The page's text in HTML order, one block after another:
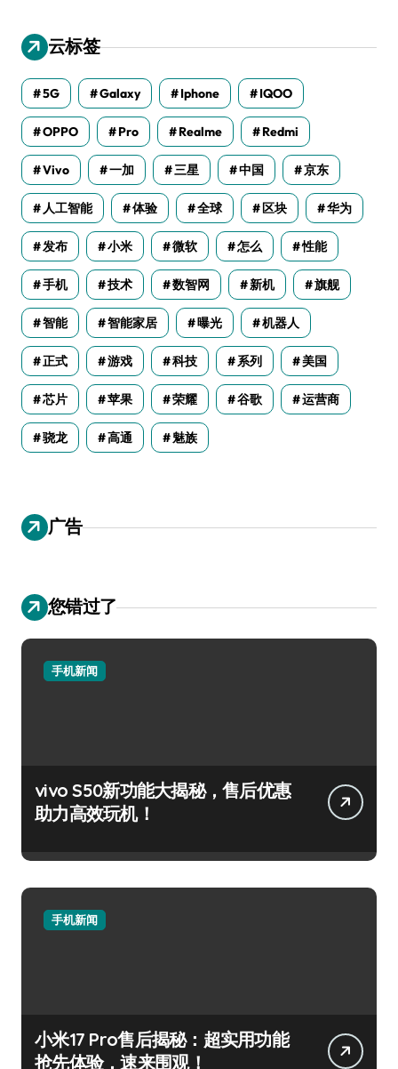
云标签
5G Galaxy Iphone IQOO
OPPO Pro Realme Redmi
Vivo 一加 三星 中国 京东
人工智能 体验 全球 区块 华为
发布 小米 微软 怎么 性能
手机 技术 数智网 新机 旗舰
智能 智能家居 曝光 机器人
正式 游戏 科技 系列 美国
芯片 苹果 荣耀 谷歌 运营商
骁龙 高通 魅族
广告
您错过了
手机新闻
vivo S50新功能大揭秘，售后优惠
助力高效玩机！
手机新闻
小米17 Pro售后揭秘：超实用功能
抢先体验，速来围观！